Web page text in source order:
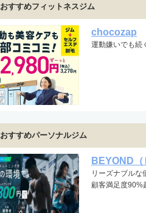
おすすめフィットネスジム
chocozap
運動嫌いでも続
おすすめパーソナルジム
BEYOND（
リーズナブルな
顧客満足度90%